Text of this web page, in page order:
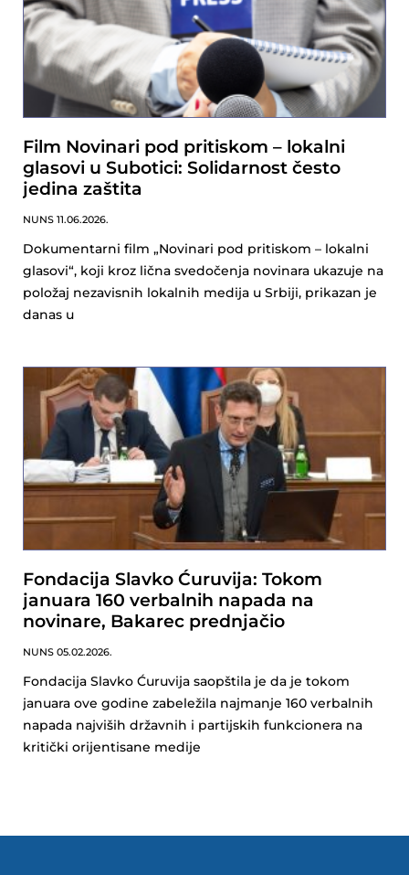
Film Novinari pod pritiskom – lokalni
glasovi u Subotici: Solidarnost često
jedina zaštita
NUNS 11.06.2026.
Dokumentarni film „Novinari pod pritiskom – lokalni
glasovi“, koji kroz lična svedočenja novinara ukazuje na
položaj nezavisnih lokalnih medija u Srbiji, prikazan je
danas u
Fondacija Slavko Ćuruvija: Tokom
januara 160 verbalnih napada na
novinare, Bakarec prednjačio
NUNS 05.02.2026.
Fondacija Slavko Ćuruvija saopštila je da je tokom
januara ove godine zabeležila najmanje 160 verbalnih
napada najviših državnih i partijskih funkcionera na
kritički orijentisane medije